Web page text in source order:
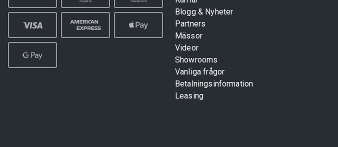
Blogg & Nyheter
Partners
Mässor
Videor
Showrooms
Vanliga frågor
Betalningsinformation
Leasing